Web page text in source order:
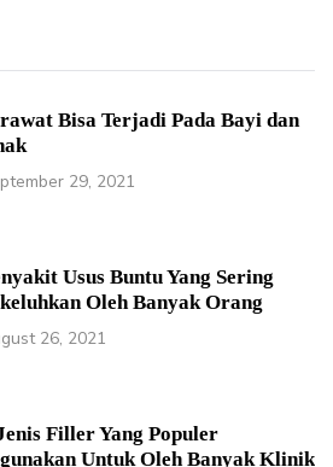
Bisa Terjadi Pada Bayi dan
29, 2021
Usus Buntu Yang Sering
Oleh Banyak Orang
26, 2021
Filler Yang Populer
Untuk Oleh Banyak Klinik